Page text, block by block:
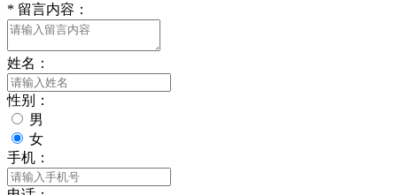
* 留言内容：
姓名：
性别：
男
女
手机：